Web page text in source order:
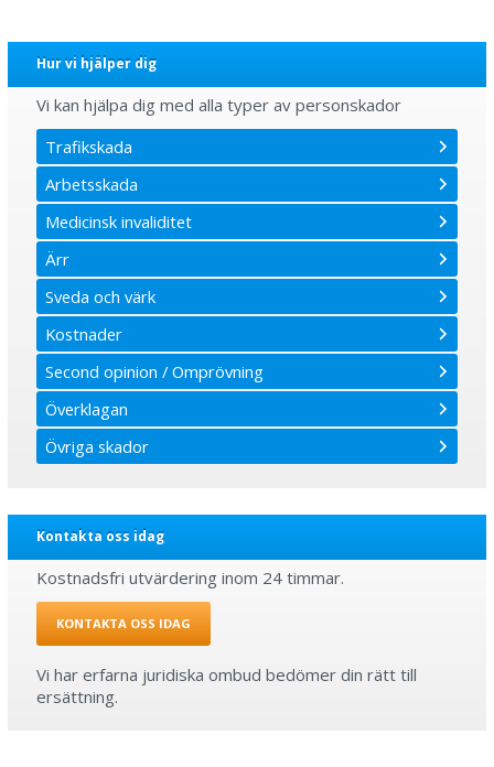
Hur vi hjälper dig
Vi kan hjälpa dig med alla typer av personskador
Trafikskada
Arbetsskada
Medicinsk invaliditet
Ärr
Sveda och värk
Kostnader
Second opinion / Omprövning
Överklagan
Övriga skador
Kontakta oss idag
Kostnadsfri utvärdering inom 24 timmar.
KONTAKTA OSS IDAG
Vi har erfarna juridiska ombud bedömer din rätt till
ersättning.